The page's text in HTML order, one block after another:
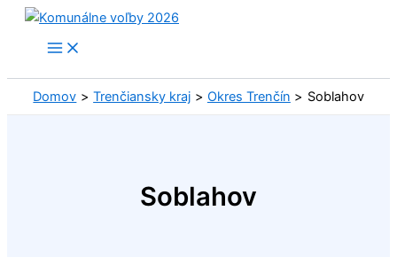
Preskočiť
Domov Trenčiansky kraj Okres Trenčín Soblahov
Soblahov